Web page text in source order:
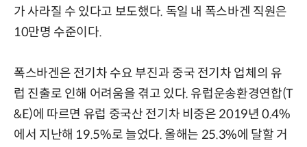
가 사라질 수 있다고 보도했다. 독일 내 폭스바겐 직원은
10만명 수준이다.
폭스바겐은 전기차 수요 부진과 중국 전기차 업체의 유
럽 진출로 인해 어려움을 겪고 있다. 유럽운송환경연합(T
&E)에 따르면 유럽 중국산 전기차 비중은 2019년 0.4%
에서 지난해 19.5%로 늘었다. 올해는 25.3%에 달할 거